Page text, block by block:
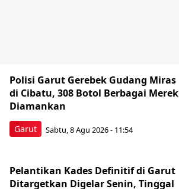
Garut
Polisi Garut Gerebek Gudang Miras
di Cibatu, 308 Botol Berbagai Merek
Diamankan
Sabtu, 8 Agu 2026 - 11:54
Pelantikan Kades Definitif di Garut
Ditargetkan Digelar Senin, Tinggal